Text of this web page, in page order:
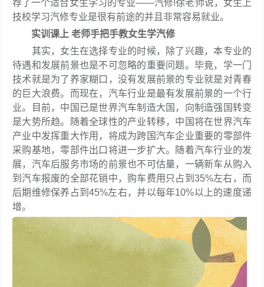
荐了一个适合女生学习的专业——汽修!徐老师说，女生上
技校学习汽修专业是很有前途的并且非常容易就业。
实训课上 老师手把手教女生学汽修
其实，女生在选择专业的时候，除了兴趣，本专业的
待遇和发展前景也是不可忽略的重要问题。毕竟，学一门
技术就是为了养家糊口，没有发展前景的专业就是对青春
的巨大浪费。而现在，汽车行业是最有发展前景的一个行
业。目前，中国已是世界汽车制造大国，向制造强国转变
是大势所趋。随着全球性的产业转移，中国将在世界汽车
产业中发挥重大作用，将成为跨国汽车企业重要的零部件
采购基地，零部件出口将进一步扩大。随着汽车行业的发
展，汽车后服务市场的前景也不可估量，一辆新车从购入
到汽车报废的全部花销中，购车费用只占到35%左右，而
后期维修保养占到45%左右，并以每年10%以上的速度递
增。